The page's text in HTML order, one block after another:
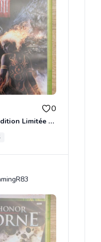
0
Dungeon Siege Iii Édition Limitée - Vf Intégrale Xbox 360